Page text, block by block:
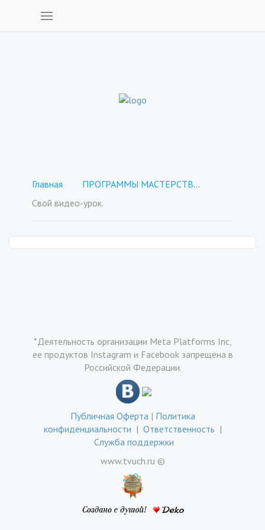
Главная
ПРОГРАММЫ МАСТЕРСТВА - покупка отдельных курсов
Свой видео-урок.
*Деятельность организации Meta Platforms Inc,
ее продуктов Instagram и Facebook запрещена в
Российской Федерации.
Публичная Оферта | Политика
конфиденциальности | Ответственность |
Служба поддержки
www.tvuch.ru ©